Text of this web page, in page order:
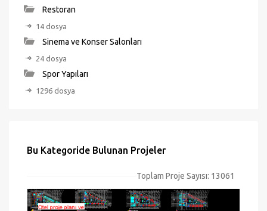
Restoran
14 dosya
Sinema ve Konser Salonları
24 dosya
Spor Yapıları
1296 dosya
Bu Kategoride Bulunan Projeler
Toplam Proje Sayısı: 13061